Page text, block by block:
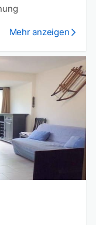
Mehr anzeigen